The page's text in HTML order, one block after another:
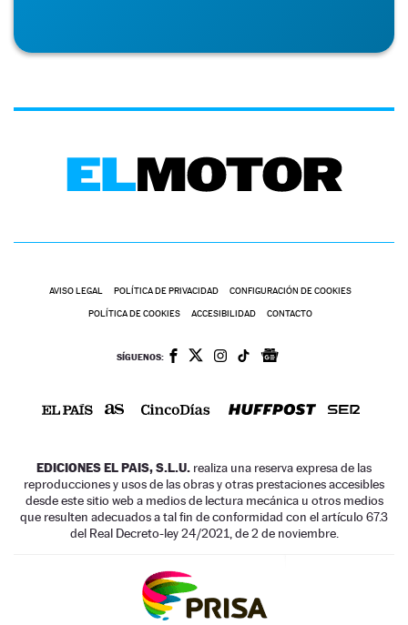
AVISO LEGAL POLÍTICA DE PRIVACIDAD CONFIGURACIÓN DE COOKIES
POLÍTICA DE COOKIES ACCESIBILIDAD CONTACTO
SÍGUENOS:
EDICIONES EL PAIS, S.L.U. realiza una reserva expresa de las
reproducciones y usos de las obras y otras prestaciones accesibles
desde este sitio web a medios de lectura mecánica u otros medios
que resulten adecuados a tal fin de conformidad con el artículo 67.3
del Real Decreto-ley 24/2021, de 2 de noviembre.